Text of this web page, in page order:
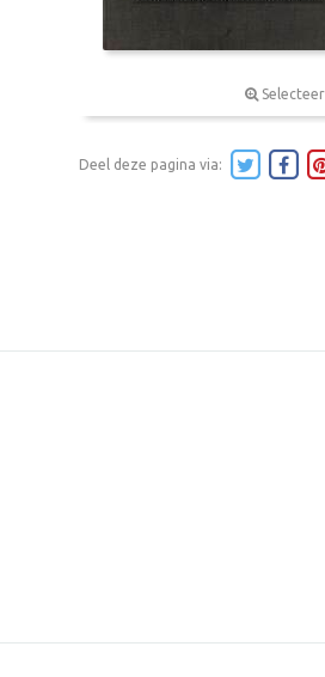
Deel deze pagina via: